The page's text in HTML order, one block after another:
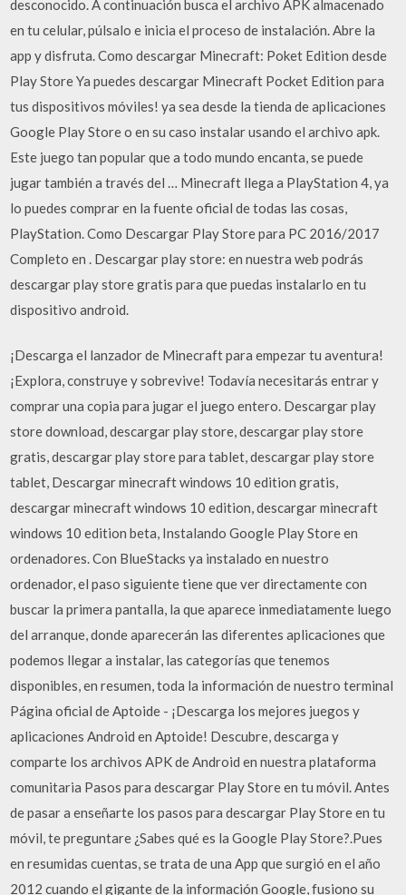
desconocido. A continuación busca el archivo APK almacenado
en tu celular, púlsalo e inicia el proceso de instalación. Abre la
app y disfruta. Como descargar Minecraft: Poket Edition desde
Play Store Ya puedes descargar Minecraft Pocket Edition para
tus dispositivos móviles! ya sea desde la tienda de aplicaciones
Google Play Store o en su caso instalar usando el archivo apk.
Este juego tan popular que a todo mundo encanta, se puede
jugar también a través del … Minecraft llega a PlayStation 4, ya
lo puedes comprar en la fuente oficial de todas las cosas,
PlayStation. Como Descargar Play Store para PC 2016/2017
Completo en . Descargar play store: en nuestra web podrás
descargar play store gratis para que puedas instalarlo en tu
dispositivo android.
¡Descarga el lanzador de Minecraft para empezar tu aventura!
¡Explora, construye y sobrevive! Todavía necesitarás entrar y
comprar una copia para jugar el juego entero. Descargar play
store download, descargar play store, descargar play store
gratis, descargar play store para tablet, descargar play store
tablet, Descargar minecraft windows 10 edition gratis,
descargar minecraft windows 10 edition, descargar minecraft
windows 10 edition beta, Instalando Google Play Store en
ordenadores. Con BlueStacks ya instalado en nuestro
ordenador, el paso siguiente tiene que ver directamente con
buscar la primera pantalla, la que aparece inmediatamente luego
del arranque, donde aparecerán las diferentes aplicaciones que
podemos llegar a instalar, las categorías que tenemos
disponibles, en resumen, toda la información de nuestro terminal
Página oficial de Aptoide - ¡Descarga los mejores juegos y
aplicaciones Android en Aptoide! Descubre, descarga y
comparte los archivos APK de Android en nuestra plataforma
comunitaria Pasos para descargar Play Store en tu móvil. Antes
de pasar a enseñarte los pasos para descargar Play Store en tu
móvil, te preguntare ¿Sabes qué es la Google Play Store?.Pues
en resumidas cuentas, se trata de una App que surgió en el año
2012 cuando el gigante de la información Google, fusiono su